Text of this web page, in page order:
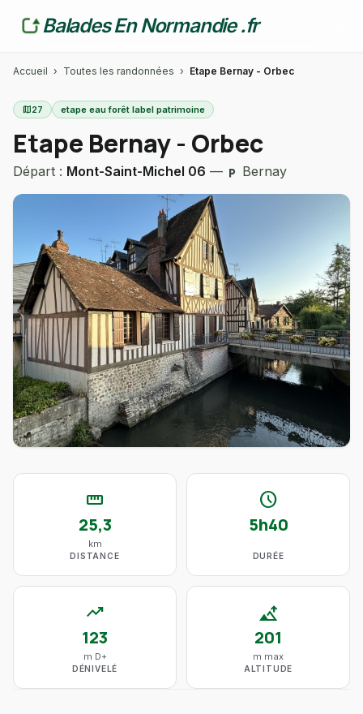
Balades En Normandie .fr
Accueil › Toutes les randonnées › Etape Bernay - Orbec
map27 etape eau forêt label patrimoine
Etape Bernay - Orbec
Départ : Mont-Saint-Michel 06 — local_parking Bernay
straighten
25,3
km
DISTANCE
schedule
5h40
DURÉE
trending_up
123
m D+
DÉNIVELÉ
altitude
201
m max
ALTITUDE